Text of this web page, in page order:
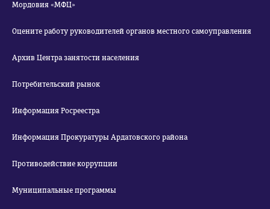
Мордовия «МФЦ»
Оцените работу руководителей органов местного самоуправления
Архив Центра занятости населения
Потребительский рынок
Информация Росреестра
Информация Прокуратуры Ардатовского района
Противодействие коррупции
Муниципальные программы